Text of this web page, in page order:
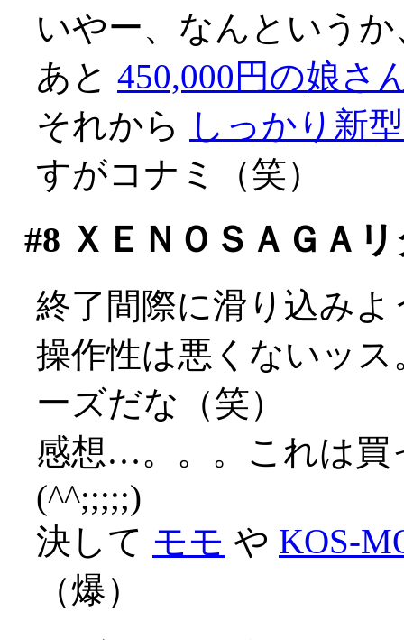
いやー、なんという
あと 450,000円の娘さ
それから しっかり新
すがコナミ（笑）
#8 ＸＥＮＯＳＡＧＡ
終了間際に滑り込み
操作性は悪くないッ
ーズだな（笑）
感想…。。。これは
(^^;;;;;)
決して モモ や KOS-
（爆）